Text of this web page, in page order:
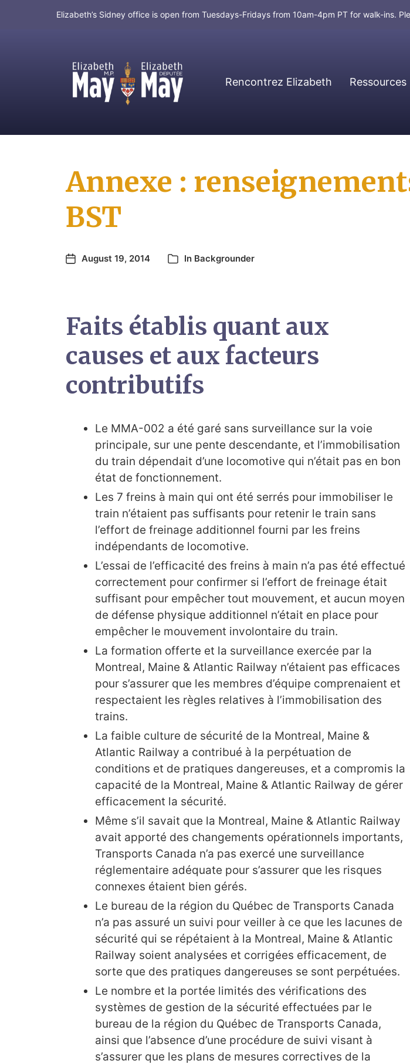
Elizabeth’s Sidney office is open from Tuesdays-Fridays from 10am-4pm PT for walk-ins.
MP for Saanich and Gulf Islands Rencontrez Elizabeth Ressources
Annexe :
BST
August 19, 2014 In Backgrounder
Faits établis quant aux
causes et aux facteurs
contributifs
Le MMA-002 a été garé sans surveillance sur la voie
principale, sur une pente descendante, et l’immobilisation
du train dépendait d’une locomotive qui n’était pas en bon
état de fonctionnement.
Les 7 freins à main qui ont été serrés pour immobiliser le
train n’étaient pas suffisants pour retenir le train sans
l’effort de freinage additionnel fourni par les freins
indépendants de locomotive.
L’essai de l’efficacité des freins à main n’a pas été effectué
correctement pour confirmer si l’effort de freinage était
suffisant pour empêcher tout mouvement, et aucun moyen
de défense physique additionnel n’était en place pour
empêcher le mouvement involontaire du train.
La formation offerte et la surveillance exercée par la
Montreal, Maine & Atlantic Railway n’étaient pas efficaces
pour s’assurer que les membres d’équipe comprenaient et
respectaient les règles relatives à l’immobilisation des
trains.
La faible culture de sécurité de la Montreal, Maine &
Atlantic Railway a contribué à la perpétuation de
conditions et de pratiques dangereuses, et a compromis la
capacité de la Montreal, Maine & Atlantic Railway de gérer
efficacement la sécurité.
Même s’il savait que la Montreal, Maine & Atlantic Railway
avait apporté des changements opérationnels importants,
Transports Canada n’a pas exercé une surveillance
réglementaire adéquate pour s’assurer que les risques
connexes étaient bien gérés.
Le bureau de la région du Québec de Transports Canada
n’a pas assuré un suivi pour veiller à ce que les lacunes de
sécurité qui se répétaient à la Montreal, Maine & Atlantic
Railway soient analysées et corrigées efficacement, de
sorte que des pratiques dangereuses se sont perpétuées.
Le nombre et la portée limités des vérifications des
systèmes de gestion de la sécurité effectuées par le
bureau de la région du Québec de Transports Canada,
ainsi que l’absence d’une procédure de suivi visant à
s’assurer que les plans de mesures correctives de la